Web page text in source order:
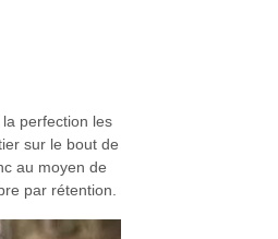
perfection les
sur le bout de
au moyen de
par rétention.